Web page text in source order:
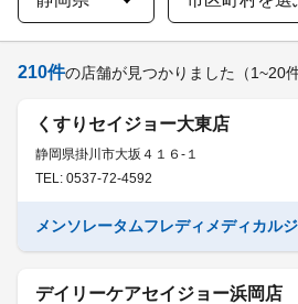
210件の店舗が見つかりました （1~20
くすりセイジョー大東店
静岡県掛川市大坂４１６-１
TEL: 0537-72-4592
メンソレータムフレディメディカル
デイリーケアセイジョー浜岡店